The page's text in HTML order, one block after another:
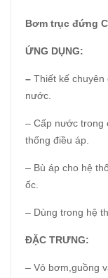
Bơm trục đứng
ỨNG DỤNG:
– Thiết kế
nước.
– Cấp nước trong
thống điều áp.
– Bù áp cho hệ
ốc.
– Dùng trong hệ
ĐẶC TRƯNG:
– Vỏ bơm,guồng